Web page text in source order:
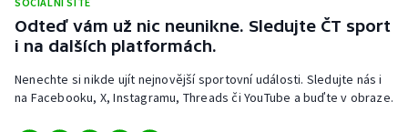
Stolní tenis
Veslování
Odteď vám už nic neunikne. Sledujte ČT sport
i na dalších platformách.
Nenechte si nikde ujít nejnovější sportovní události. Sledujte nás i
na Facebooku, X, Instagramu, Threads či YouTube a buďte v obraze.